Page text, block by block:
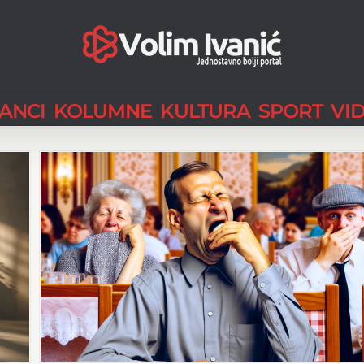
KOLUMNE KULTURA SPORT